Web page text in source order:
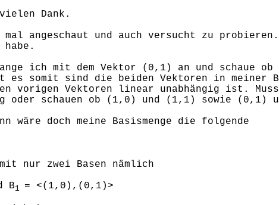
Dank.
angeschaut und auch versucht zu
ich mit dem Vektor (0,1) an und schaue
somit sind die beiden Vektoren in meiner
vorigen Vektoren linear unabhängig ist. Muss
oder schauen ob (1,0) und (1,1) sowie (0,1)
wäre doch meine Basismenge die folgende
nur zwei Basen nämlich
B1 = <(1,0),(0,1)>